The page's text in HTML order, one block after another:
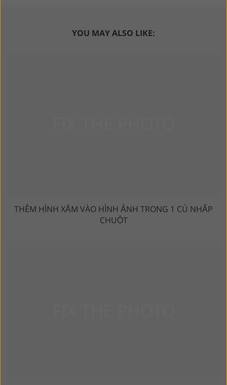
YOU MAY ALSO LIKE:
THÊM HÌNH XĂM VÀO HÌNH ẢNH TRONG 1 CÚ NHẤP
CHUỘT